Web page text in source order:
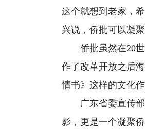
这个就想到老家，
兴说，侨批可以凝
侨批虽然在20世
作了改革开放之后
情书》这样的文化
广东省委宣传部
影，更是一个凝聚